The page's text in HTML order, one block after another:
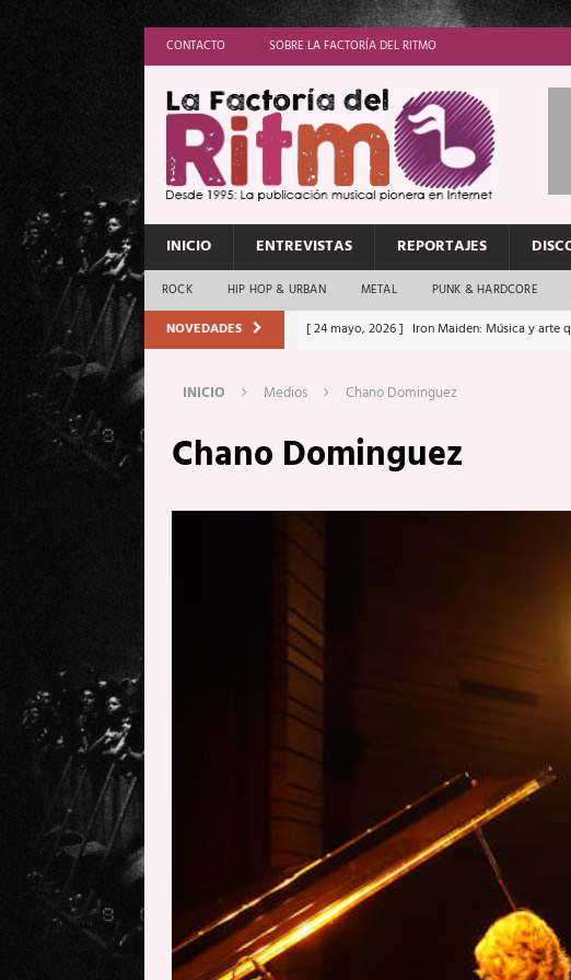
CONTACTO SOBRE LA FACTORÍA DEL RITMO
INICIO ENTREVISTAS REPORTAJES
ROCK HIP HOP & URBAN METAL PUNK & HARDCORE
NOVEDADES [ 24 mayo, 2026 ] Iron Maiden: Música y arte
[ 17 mayo, 2026 ] Fito & Fitipaldis: 2 de mayo
[ 17 mayo, 2026 ]
[ 5 agosto, 2026 ]
[ 15 junio, 2026 ] Dream Theater: El viaje
Vamos Con Todo: El rock
[ 1 junio, 2026 ]
Ave Exsilyum, los que van a
INICIO Medios Chano Dominguez
Chano Dominguez